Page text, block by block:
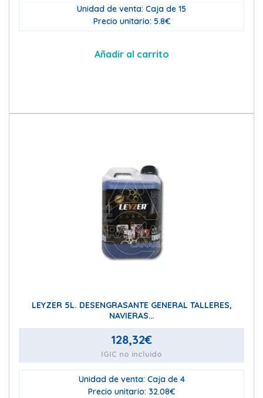
Unidad de venta: Caja de 15
Precio unitario: 5.8€
Añadir al carrito
LEYZER 5L. DESENGRASANTE GENERAL TALLERES,
NAVIERAS…
128,32€
IGIC no incluido
Unidad de venta: Caja de 4
Precio unitario: 32.08€